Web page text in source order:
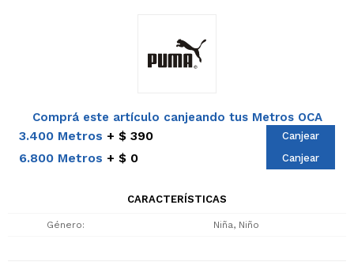
Comprá este artículo canjeando tus Metros OCA
3.400 Metros $ 390 Canjear
6.800 Metros $ 0 Canjear
CARACTERÍSTICAS
Género Niña, Niño